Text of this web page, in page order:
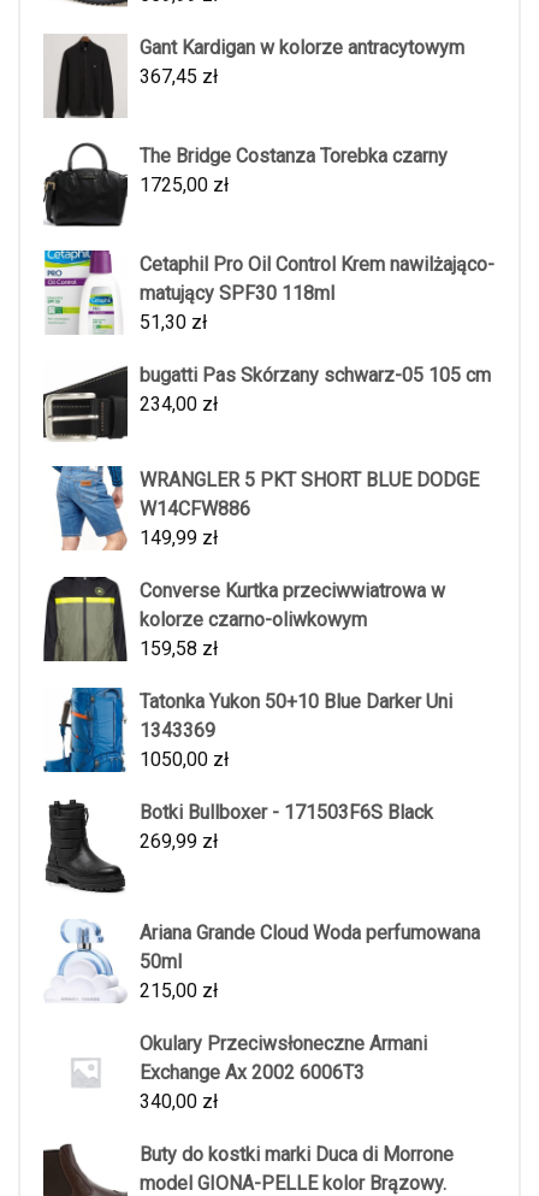
Gant Kardigan w kolorze antracytowym
367,45 zł
The Bridge Costanza Torebka czarny
1725,00 zł
Cetaphil Pro Oil Control Krem nawilżająco-
matujący SPF30 118ml
51,30 zł
bugatti Pas Skórzany schwarz-05 105 cm
234,00 zł
WRANGLER 5 PKT SHORT BLUE DODGE
W14CFW886
149,99 zł
Converse Kurtka przeciwwiatrowa w
kolorze czarno-oliwkowym
159,58 zł
Tatonka Yukon 50+10 Blue Darker Uni
1343369
1050,00 zł
Botki Bullboxer - 171503F6S Black
269,99 zł
Ariana Grande Cloud Woda perfumowana
50ml
215,00 zł
Okulary Przeciwsłoneczne Armani
Exchange Ax 2002 6006T3
340,00 zł
Buty do kostki marki Duca di Morrone
model GIONA-PELLE kolor Brązowy.